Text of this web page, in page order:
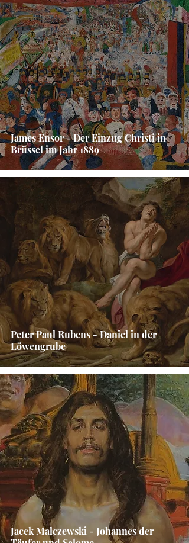
James Ensor - Der Einzug Christi in
Brüssel im Jahr 1889
Peter Paul Rubens - Daniel in der
Löwengrube
Jacek Malczewski - Johannes der